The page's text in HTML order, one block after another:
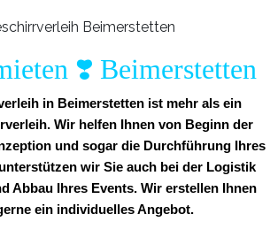
❣️ Beimerstetten
in Beimerstetten ist mehr als ein
Wir helfen Ihnen von Beginn der
und sogar die Durchführung Ihres
wir Sie auch bei der Logistik
Abbau Ihres Events. Wir erstellen Ihnen
ein individuelles Angebot.